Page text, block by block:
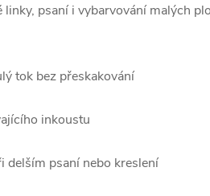
linky, psaní i vybarvování malých
tok bez přeskakování
inkoustu
delším psaní nebo kreslení